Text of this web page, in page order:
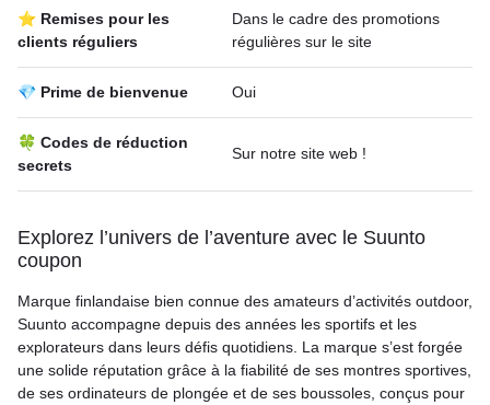
⭐ Remises pour les
clients réguliers
Dans le cadre des promotions
régulières sur le site
💎 Prime de bienvenue Oui
🍀 Codes de réduction
secrets
Sur notre site web !
Explorez l’univers de l’aventure avec le Suunto
coupon
Marque finlandaise bien connue des amateurs d’activités outdoor,
Suunto accompagne depuis des années les sportifs et les
explorateurs dans leurs défis quotidiens. La marque s’est forgée
une solide réputation grâce à la fiabilité de ses montres sportives,
de ses ordinateurs de plongée et de ses boussoles, conçus pour